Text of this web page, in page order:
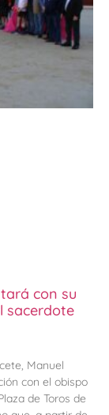
con su
sacerdote
Manuel
con el obispo
de Toros de